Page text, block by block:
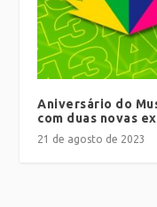
Aniversário do
com duas novas
21 de agosto de 2023